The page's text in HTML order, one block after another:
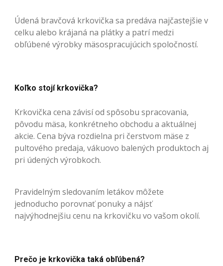
Údená bravčová krkovička sa predáva najčastejšie v
celku alebo krájaná na plátky a patrí medzi
obľúbené výrobky mäsospracujúcich spoločností.
Koľko stojí krkovička?
Krkovička cena závisí od spôsobu spracovania,
pôvodu mäsa, konkrétneho obchodu a aktuálnej
akcie. Cena býva rozdielna pri čerstvom mäse z
pultového predaja, vákuovo balených produktoch aj
pri údených výrobkoch.
Pravidelným sledovaním letákov môžete
jednoducho porovnať ponuky a nájsť
najvýhodnejšiu cenu na krkovičku vo vašom okolí.
Prečo je krkovička taká obľúbená?